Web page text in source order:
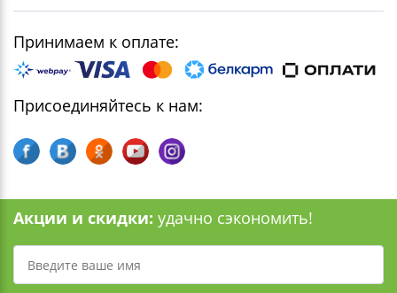
Принимаем к оплате:
Присоединяйтесь к нам:
Акции и скидки: удачно сэкономить!